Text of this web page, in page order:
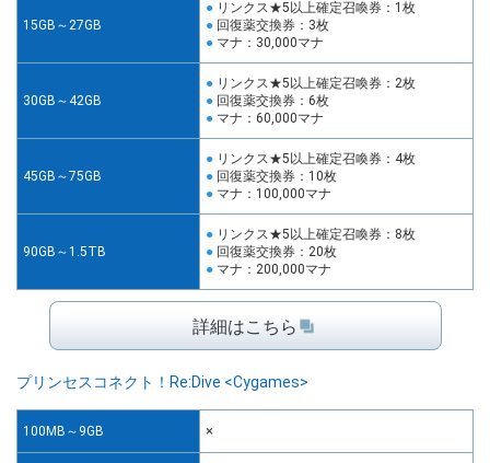
15GB～27GB
リンクス★5以上確定召喚券：1枚
回復薬交換券：3枚
マナ：30,000マナ
30GB～42GB
リンクス★5以上確定召喚券：2枚
回復薬交換券：6枚
マナ：60,000マナ
45GB～75GB
リンクス★5以上確定召喚券：4枚
回復薬交換券：10枚
マナ：100,000マナ
90GB～1.5TB
リンクス★5以上確定召喚券：8枚
回復薬交換券：20枚
マナ：200,000マナ
詳細はこちら
プリンセスコネクト！Re:Dive <Cygames>
100MB～9GB ×